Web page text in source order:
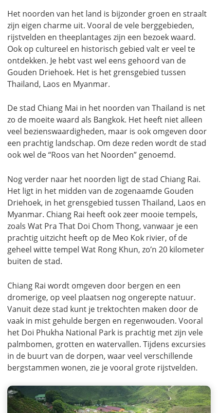
Het noorden van het land is bijzonder groen en straalt
zijn eigen charme uit. Vooral de vele berggebieden,
rijstvelden en theeplantages zijn een bezoek waard.
Ook op cultureel en historisch gebied valt er veel te
ontdekken. Je hebt vast wel eens gehoord van de
Gouden Driehoek. Het is het grensgebied tussen
Thailand, Laos en Myanmar.
De stad Chiang Mai in het noorden van Thailand is net
zo de moeite waard als Bangkok. Het heeft niet alleen
veel bezienswaardigheden, maar is ook omgeven door
een prachtig landschap. Om deze reden wordt de stad
ook wel de “Roos van het Noorden” genoemd.
Nog verder naar het noorden ligt de stad Chiang Rai.
Het ligt in het midden van de zogenaamde Gouden
Driehoek, in het grensgebied tussen Thailand, Laos en
Myanmar. Chiang Rai heeft ook zeer mooie tempels,
zoals Wat Pra That Doi Chom Thong, vanwaar je een
prachtig uitzicht heeft op de Meo Kok rivier, of de
geheel witte tempel Wat Rong Khun, zo’n 20 kilometer
buiten de stad.
Chiang Rai wordt omgeven door bergen en een
dromerige, op veel plaatsen nog ongerepte natuur.
Vanuit deze stad kunt je trektochten maken door de
vaak in mist gehulde bergen en regenwouden. Vooral
het Doi Phukha National Park is prachtig met zijn vele
palmbomen, grotten en watervallen. Tijdens excursies
in de buurt van de dorpen, waar veel verschillende
bergstammen wonen, zie je vooral grote rijstvelden.